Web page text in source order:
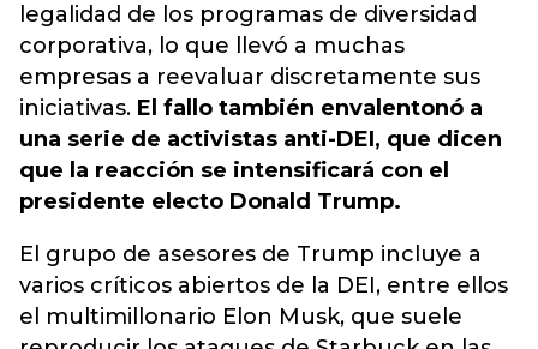
legalidad de los programas de diversidad
corporativa, lo que llevó a muchas
empresas a reevaluar discretamente sus
iniciativas. El fallo también envalentonó a
una serie de activistas anti-DEI, que dicen
que la reacción se intensificará con el
presidente electo Donald Trump.
El grupo de asesores de Trump incluye a
varios críticos abiertos de la DEI, entre ellos
el multimillonario Elon Musk, que suele